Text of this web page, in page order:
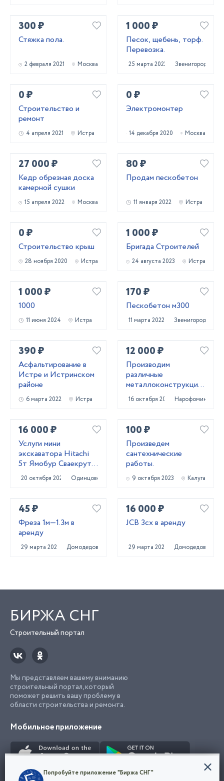
300 ₽
Стяжка пола.
2 февраля 2021 Москва
1 000 ₽
Песок, щебень, торф.
Перевозка.
25 марта 2023 Звенигород
0 ₽
Строительство и
ремонт
4 апреля 2021 Истра
0 ₽
Электромонтер
14 декабря 2020 Москва
27 000 ₽
Кедр обрезная доска
камерной сушки
15 апреля 2022 Москва
80 ₽
Продам пескобетон
11 января 2022 Истра
0 ₽
Строительство крыш
28 ноября 2020 Истра
1 000 ₽
Бригада Строителей
24 августа 2023 Истра
1 000 ₽
1000
11 июня 2024 Истра
170 ₽
Пескобетон м300
11 марта 2022 Звенигород
390 ₽
Асфальтирование в
Истре и Истринском
районе
6 марта 2022 Истра
12 000 ₽
Производим
различные
металлоконструкции
для дома и бизнеса
16 октября 2024 Нарофоминск
16 000 ₽
Услуги мини
экскаватора Hitachi
5т Ямобур Сваекрут
Гидромолот
20 октября 2023 Одинцово
100 ₽
Произведем
сантехнические
работы.
9 октября 2023 Калуга
45 ₽
Фреза 1м—1.3м в
аренду
29 марта 2022 Домодедово
16 000 ₽
JCB 3cx в аренду
29 марта 2022 Домодедово
БИРЖА СНГ
Строительный портал
Мы представляем вашему вниманию
строительный портал, который
поможет решить вашу проблему в
области строительства и ремонта.
Мобильное приложение
Конфиденциальность
Попробуйте приложение "Биржа СНГ"